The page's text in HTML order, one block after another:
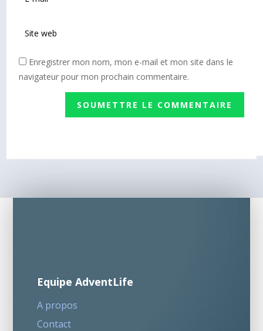
Enregistrer mon nom, mon e-mail et mon site dans le
navigateur pour mon prochain commentaire.
SOUMETTRE LE COMMENTAIRE
Equipe AdventLife
A propos
Contact